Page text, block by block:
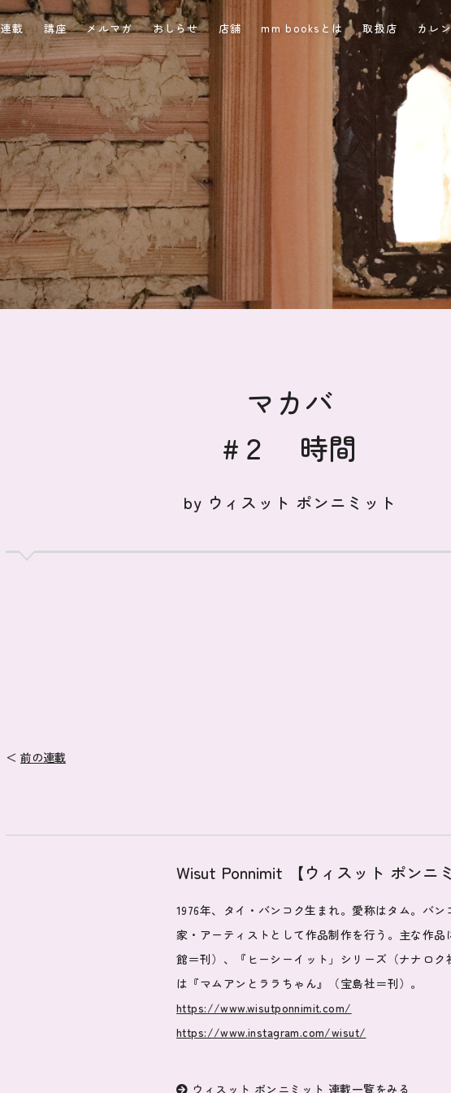
連載 講座 メルマガ おしらせ 店舗 mm booksとは 取扱店 カレ
マカバ
#２ 時間
by ウィスット ポンニミット
＜ 前の連載
Wisut Ponnimit 【ウィスット ポンニ
1976年、タイ・バンコク生まれ。愛称はタム。バン
家・アーティストとして作品制作を行う。主な作品
館＝刊）、『ヒーシーイット」シリーズ（ナナロク
は『マムアンとララちゃん』（宝島社＝刊）。
https://www.wisutponnimit.com/
https://www.instagram.com/wisut/
ウィスット ポンニミット 連載一覧をみる